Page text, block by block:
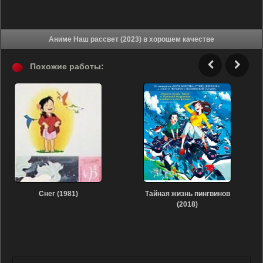
Аниме Наш рассвет (2023) в хорошем качестве
Похожие работы:
Снег (1981)
Тайная жизнь пингвинов
(2018)